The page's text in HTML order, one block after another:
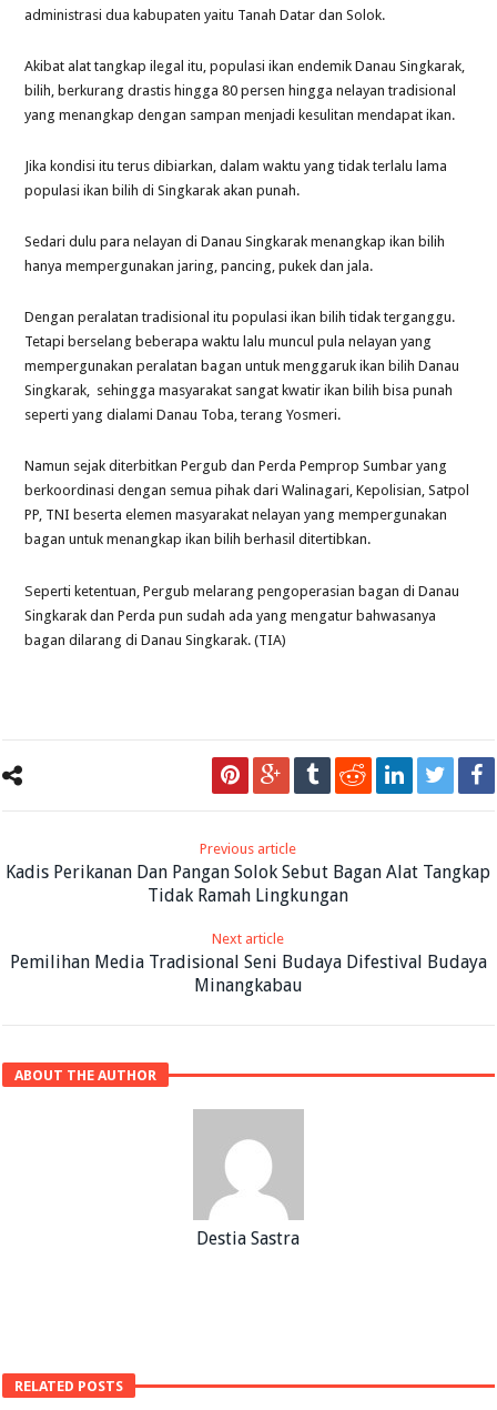
administrasi dua kabupaten yaitu Tanah Datar dan Solok.
Akibat alat tangkap ilegal itu, populasi ikan endemik Danau Singkarak,
bilih, berkurang drastis hingga 80 persen hingga nelayan tradisional
yang menangkap dengan sampan menjadi kesulitan mendapat ikan.
Jika kondisi itu terus dibiarkan, dalam waktu yang tidak terlalu lama
populasi ikan bilih di Singkarak akan punah.
Sedari dulu para nelayan di Danau Singkarak menangkap ikan bilih
hanya mempergunakan jaring, pancing, pukek dan jala.
Dengan peralatan tradisional itu populasi ikan bilih tidak terganggu.
Tetapi berselang beberapa waktu lalu muncul pula nelayan yang
mempergunakan peralatan bagan untuk menggaruk ikan bilih Danau
Singkarak, sehingga masyarakat sangat kwatir ikan bilih bisa punah
seperti yang dialami Danau Toba, terang Yosmeri.
Namun sejak diterbitkan Pergub dan Perda Pemprop Sumbar yang
berkoordinasi dengan semua pihak dari Walinagari, Kepolisian, Satpol
PP, TNI beserta elemen masyarakat nelayan yang mempergunakan
bagan untuk menangkap ikan bilih berhasil ditertibkan.
Seperti ketentuan, Pergub melarang pengoperasian bagan di Danau
Singkarak dan Perda pun sudah ada yang mengatur bahwasanya
bagan dilarang di Danau Singkarak. (TIA)
Previous article
Kadis Perikanan Dan Pangan Solok Sebut Bagan Alat Tangkap
Tidak Ramah Lingkungan
Next article
Pemilihan Media Tradisional Seni Budaya Difestival Budaya
Minangkabau
ABOUT THE AUTHOR
Destia Sastra
RELATED POSTS